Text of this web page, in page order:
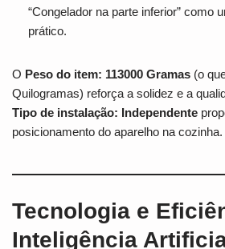
“Congelador na parte inferior” como
prático.
O Peso do item: 113000 Gramas (o
Quilogramas) reforça a solidez e a
Tipo de instalação: Independente
posicionamento do aparelho na cozinha.
Tecnologia e
Inteligência